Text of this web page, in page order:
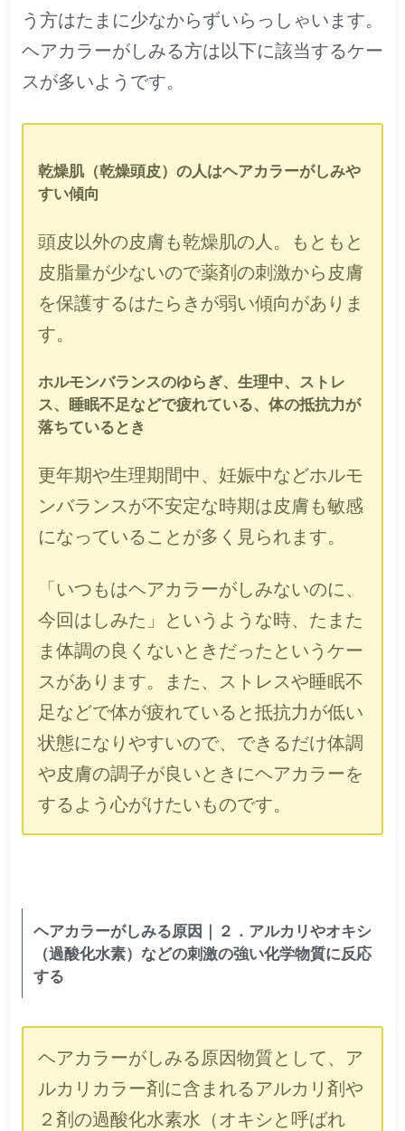
う方はたまに少なからずいらっしゃいます。
ヘアカラーがしみる方は以下に該当するケー
スが多いようです。
乾燥肌（乾燥頭皮）の人はヘアカラーがしみや
すい傾向
頭皮以外の皮膚も乾燥肌の人。もともと
皮脂量が少ないので薬剤の刺激から皮膚
を保護するはたらきが弱い傾向がありま
す。
ホルモンバランスのゆらぎ、生理中、ストレ
ス、睡眠不足などで疲れている、体の抵抗力が
落ちているとき
更年期や生理期間中、妊娠中などホルモ
ンバランスが不安定な時期は皮膚も敏感
になっていることが多く見られます。
「いつもはヘアカラーがしみないのに、
今回はしみた」というような時、たまた
ま体調の良くないときだったというケー
スがあります。また、ストレスや睡眠不
足などで体が疲れていると抵抗力が低い
状態になりやすいので、できるだけ体調
や皮膚の調子が良いときにヘアカラーを
するよう心がけたいものです。
ヘアカラーがしみる原因｜２．アルカリやオキシ
（過酸化水素）などの刺激の強い化学物質に反応
する
ヘアカラーがしみる原因物質として、ア
ルカリカラー剤に含まれるアルカリ剤や
２剤の過酸化水素水（オキシと呼ばれ